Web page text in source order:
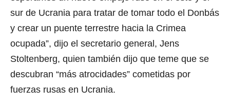
sur de Ucrania para tratar de tomar todo el Donbás
y crear un puente terrestre hacia la Crimea
ocupada”, dijo el secretario general, Jens
Stoltenberg, quien también dijo que teme que se
descubran “más atrocidades” cometidas por
fuerzas rusas en Ucrania.